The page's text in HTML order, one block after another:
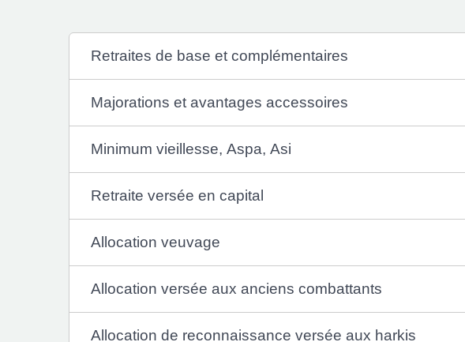
Retraites de base et complémentaires
Majorations et avantages accessoires
Minimum vieillesse, Aspa, Asi
Retraite versée en capital
Allocation veuvage
Allocation versée aux anciens combattants
Allocation de reconnaissance versée aux harkis